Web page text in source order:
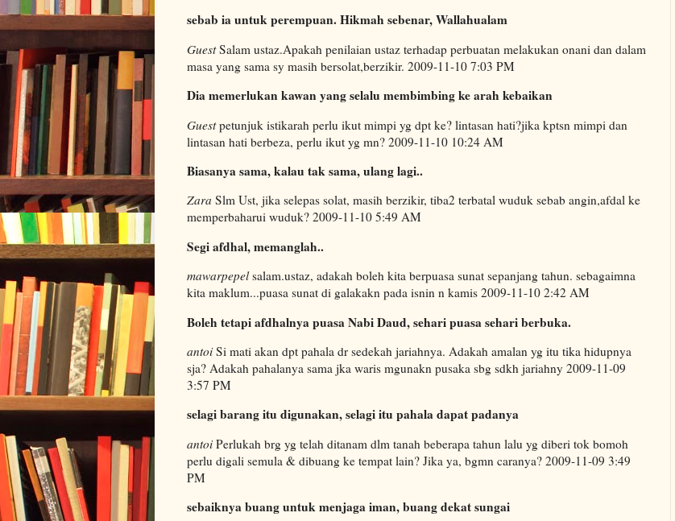
sebab ia untuk perempuan. Hikmah sebenar, Wallahualam
GuestSalam ustaz.Apakah penilaian ustaz terhadap perbuatan melakukan onani dan dalam
masa yang sama sy masih bersolat,berzikir. 2009-11-10 7:03 PM
Dia memerlukan kawan yang selalu membimbing ke arah kebaikan
Guestpetunjuk istikarah perlu ikut mimpi yg dpt ke? lintasan hati?jika kptsn mimpi dan
lintasan hati berbeza, perlu ikut yg mn? 2009-11-10 10:24 AM
Biasanya sama, kalau tak sama, ulang lagi..
Zara Slm Ust, jika selepas solat, masih berzikir, tiba2 terbatal wuduk sebab angin,afdal ke
memperbaharui wuduk? 2009-11-10 5:49 AM
Segi afdhal, memanglah..
mawarpepelsalam.ustaz, adakah boleh kita berpuasa sunat sepanjang tahun. sebagaimna
kita maklum...puasa sunat di galakakn pada isnin n kamis 2009-11-10 2:42 AM
Boleh tetapi afdhalnya puasa Nabi Daud, sehari puasa sehari berbuka.
antoi Si mati akan dpt pahala dr sedekah jariahnya. Adakah amalan yg itu tika hidupnya
sja? Adakah pahalanya sama jka waris mgunakn pusaka sbg sdkh jariahny 2009-11-09
3:57 PM
selagi barang itu digunakan, selagi itu pahala dapat padanya
antoi Perlukah brg yg telah ditanam dlm tanah beberapa tahun lalu yg diberi tok bomoh
perlu digali semula & dibuang ke tempat lain? Jika ya, bgmn caranya? 2009-11-09 3:49
PM
sebaiknya buang untuk menjaga iman, buang dekat sungai